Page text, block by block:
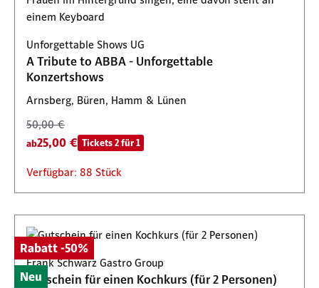
Unforgettable Shows UG
A Tribute to ABBA - Unforgettable
Konzertshows
Arnsberg, Büren, Hamm & Lünen
50,00 €
ab25,00 € Tickets 2 für 1
Verfügbar: 88 Stück
Rabatt -50%
Neu
Frank Schwarz Gastro Group
Gutschein für einen Kochkurs (für 2 Personen)